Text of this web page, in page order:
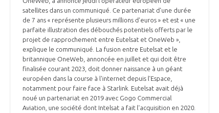
satellites dans un communiqué. Ce partenariat d'une durée
de 7 ans « représente plusieurs millions d'euros » et est « une
parfaite illustration des débouchés potentiels offerts par le
projet de rapprochement entre Eutelsat et OneWeb »,
explique le communiqué. La fusion entre Eutelsat et le
britannique OneWeb, annoncée en juillet et qui doit être
finalisée courant 2023, doit donner naissance à un géant
européen dans la course à l'internet depuis l'Espace,
notamment pour faire face à Starlink. Eutelsat avait déjà
noué un partenariat en 2019 avec Gogo Commercial
Aviation, une société dont Intelsat a fait l'acquisition en 2020.